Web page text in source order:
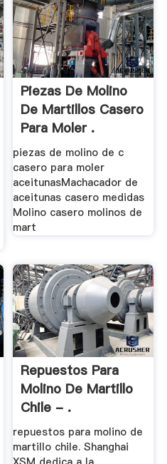
Piezas De Molino
De Martillos Casero
Para Moler .
piezas de molino de c
casero para moler
aceitunasMachacador de
aceitunas casero medidas
Molino casero molinos de
mart
Repuestos Para
Molino De Martillo
Chile - .
repuestos para molino de
martillo chile. Shanghai